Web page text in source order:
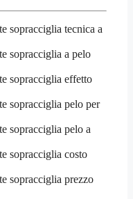
sopracciglia tecnica a
sopracciglia a pelo
sopracciglia effetto
sopracciglia pelo per
sopracciglia pelo a
sopracciglia costo
sopracciglia prezzo